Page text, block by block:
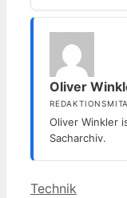
Oliver
Oliver Winkler
Sacharchiv.
Kategorien
Technik